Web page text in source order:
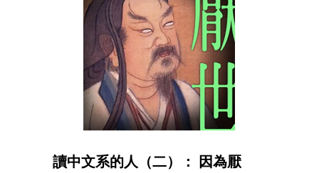
讀中文系的人（二）： 因為厭